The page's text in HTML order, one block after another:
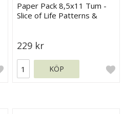
Paper Pack 8,5x11 Tum -
Slice of Life Patterns &
229 kr
KÖP